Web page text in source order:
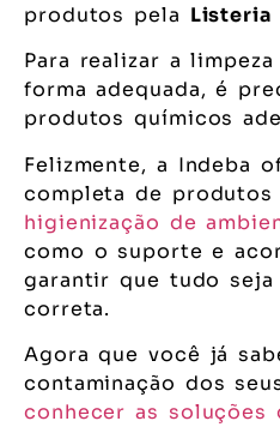
produtos pela Listeria
Para realizar a
forma adequada, é
produtos químicos
Felizmente, a Indeba
completa de produtos
higienização de
como o suporte e
garantir que tudo
correta.
Agora que você já
contaminação dos
conhecer as soluções